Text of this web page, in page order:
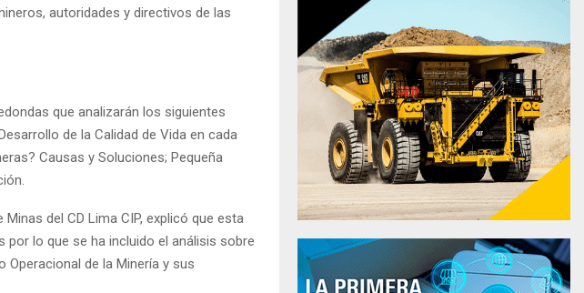
autoridades y directivos de las
que analizarán los siguientes
de la Calidad de Vida en cada
Causas y Soluciones; Pequeña
del CD Lima CIP, explicó que esta
lo que se ha incluido el análisis sobre
Operacional de la Minería y sus